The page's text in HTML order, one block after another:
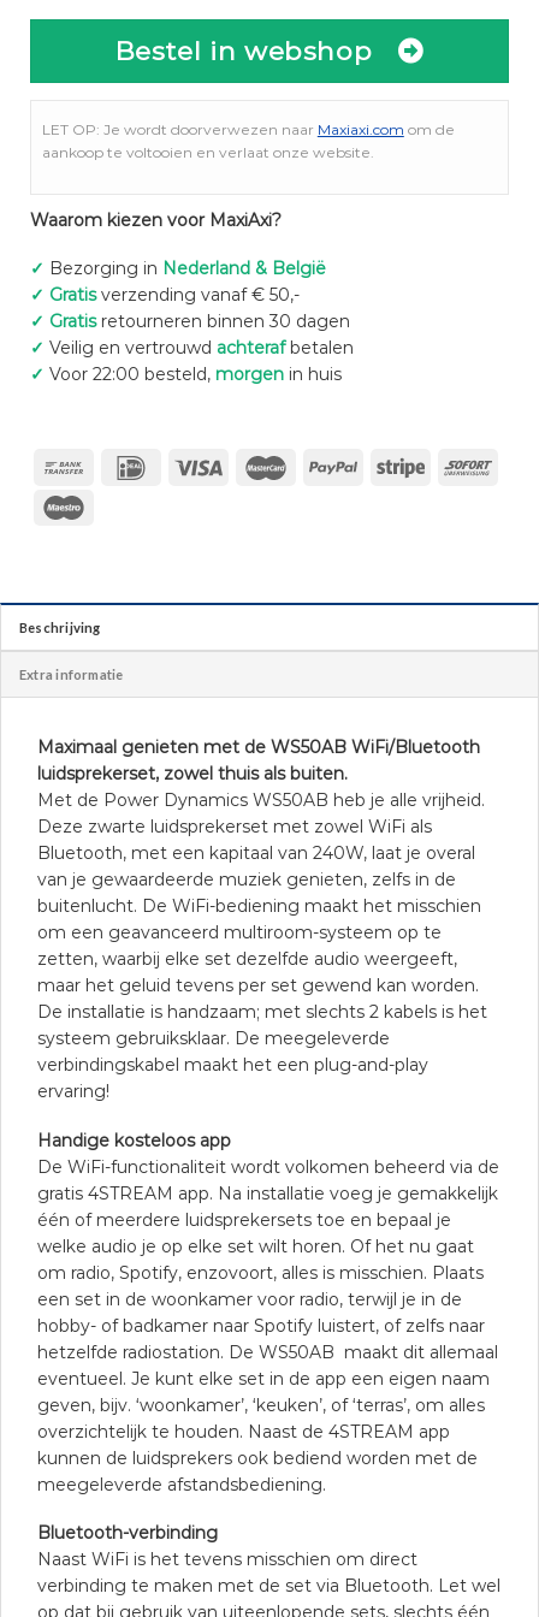
Bestel in webshop
LET OP: Je wordt doorverwezen naar Maxiaxi.com om de
aankoop te voltooien en verlaat onze website.
Waarom kiezen voor MaxiAxi?
✓ Bezorging in Nederland & België
✓ Gratisverzending vanaf € 50,-
✓ Gratisretourneren binnen 30 dagen
✓ Veilig en vertrouwd achterafbetalen
✓ Voor 22:00 besteld, morgenin huis
Beschrijving
Extra informatie
Maximaal genieten met de WS50AB WiFi/Bluetooth
luidsprekerset, zowel thuis als buiten.
Met de Power Dynamics WS50AB heb je alle vrijheid.
Deze zwarte luidsprekerset met zowel WiFi als
Bluetooth, met een kapitaal van 240W, laat je overal
van je gewaardeerde muziek genieten, zelfs in de
buitenlucht. De WiFi-bediening maakt het misschien
om een geavanceerd multiroom-systeem op te
zetten, waarbij elke set dezelfde audio weergeeft,
maar het geluid tevens per set gewend kan worden.
De installatie is handzaam; met slechts 2 kabels is het
systeem gebruiksklaar. De meegeleverde
verbindingskabel maakt het een plug-and-play
ervaring!
Handige kosteloos app
De WiFi-functionaliteit wordt volkomen beheerd via de
gratis 4STREAM app. Na installatie voeg je gemakkelijk
één of meerdere luidsprekersets toe en bepaal je
welke audio je op elke set wilt horen. Of het nu gaat
om radio, Spotify, enzovoort, alles is misschien. Plaats
een set in de woonkamer voor radio, terwijl je in de
hobby- of badkamer naar Spotify luistert, of zelfs naar
hetzelfde radiostation. De WS50AB maakt dit allemaal
eventueel. Je kunt elke set in de app een eigen naam
geven, bijv. ‘woonkamer’, ‘keuken’, of ‘terras’, om alles
overzichtelijk te houden. Naast de 4STREAM app
kunnen de luidsprekers ook bediend worden met de
meegeleverde afstandsbediening.
Bluetooth-verbinding
Naast WiFi is het tevens misschien om direct
verbinding te maken met de set via Bluetooth. Let wel
op dat bij gebruik van uiteenlopende sets, slechts één